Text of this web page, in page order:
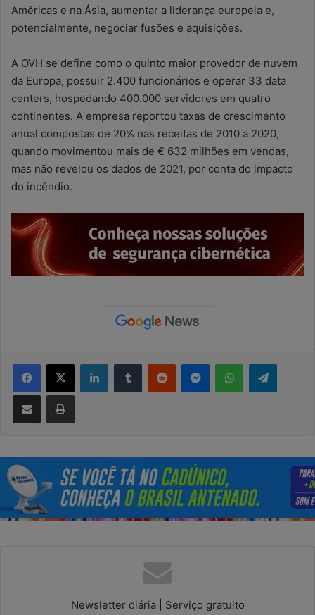
Américas e na Ásia, aumentar a liderança europeia e,
potencialmente, negociar fusões e aquisições.
A OVH se define como o quinto maior provedor de nuvem
da Europa, possuir 2.400 funcionários e operar 33 data
centers, hospedando 400.000 servidores em quatro
continentes. A empresa reportou taxas de crescimento
anual compostas de 20% nas receitas de 2010 a 2020,
quando movimentou mais de € 632 milhões em vendas,
mas não revelou os dados de 2021, por conta do impacto
do incêndio.
Newsletter diária | Serviço gratuito